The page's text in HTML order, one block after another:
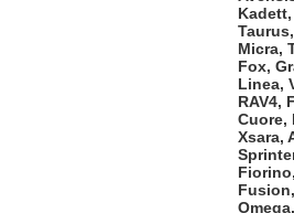
Micra,
Fox,
Linea,
RAV4,
Cuore,
Xsara,